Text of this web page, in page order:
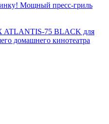
Мощный пресс-гриль
75 BLACK для
домашнего кинотеатра